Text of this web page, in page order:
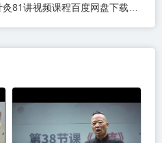
81讲视频课程百度网盘下载学习